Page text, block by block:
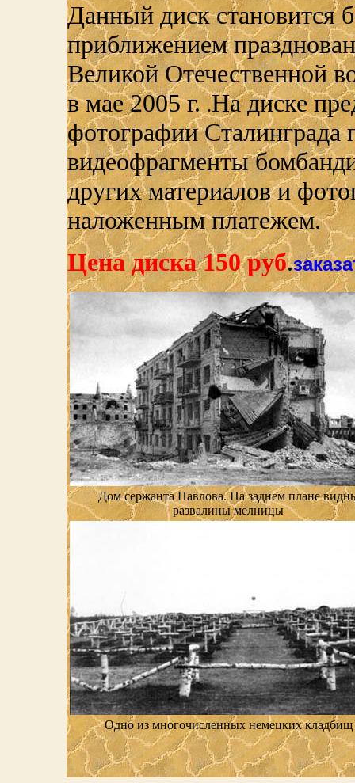
Данный диск становится
приближением
Великой Отечественной
в мае 2005 г..На диске
фотографии Сталинграда
видеофрагменты
других материалов и
наложенным платежем.
Цена диска 150 руб.
Дом сержанта Павлова. На заднем плане
развалины мелницы
Одно из многочисленных немецких кладбищ